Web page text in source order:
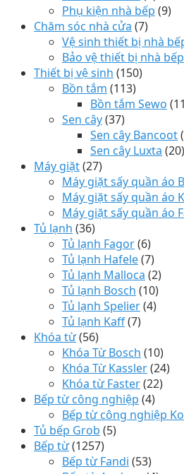
Phụ kiện nhà bếp (9)
Chăm sóc nhà cửa (7)
Vệ sinh thiết bị nhà
Bảo vệ thiết bị nhà bếp
Thiết bị vệ sinh (150)
Bồn tắm (113)
Bồn tắm Sewo
Sen cây(37)
Sen cây Bancoot
Sen cây Luxta (20)
Máy giặt(27)
Máy giặt sấy quần áo
Máy giặt sấy quần áo
Máy giặt sấy quần áo
Tủ lạnh (36)
Tủ lạnh Fagor(6)
Tủ lạnh Hafele(7)
Tủ lạnh Malloca (2)
Tủ lạnh Bosch (10)
Tủ lạnh Spelier(4)
Tủ lạnh Kaff(7)
Khóa từ(56)
Khóa Từ Bosch (10)
Khóa Từ Kassler(24)
Khóa từ Faster(22)
Bếp từ công nghiệp (4)
Bếp từ công nghiệp
Tủ bếp Grob (5)
Bếp từ(1257)
Bếp từ Fandi (53)